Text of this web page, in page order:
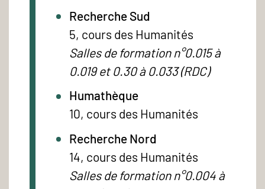
Recherche Sud
5, cours des Humanités
Salles de formation n°0.015 à
0.019 et 0.30 à 0.033 (RDC)
Humathèque
10, cours des Humanités
Recherche Nord
14, cours des Humanités
Salles de formation n°0.004 à